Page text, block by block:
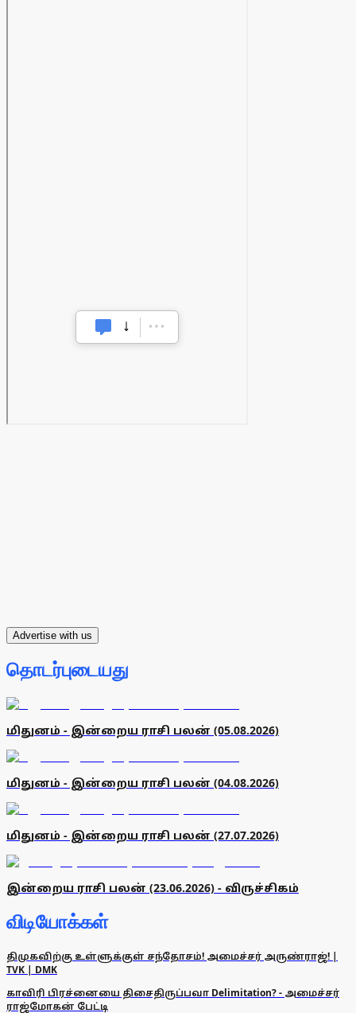
Advertise with us
தொடர்புடையது
மிதுனம் - இன்றைய ராசி பலன் (05.08.2026)
மிதுனம் - இன்றைய ராசி பலன் (04.08.2026)
மிதுனம் - இன்றைய ராசி பலன் (27.07.2026)
இன்றைய ராசி பலன் (23.06.2026) - விருச்சிகம்
விடியோக்கள்
திமுகவிற்கு உள்ளுக்குள் சந்தோசம்! அமைச்சர் அருண்ராஜ்! |
TVK | DMK
காவிரி பிரச்னையை திசைதிருப்பவா Delimitation? - அமைச்சர்
ராஜ்மோகன் பேட்டி